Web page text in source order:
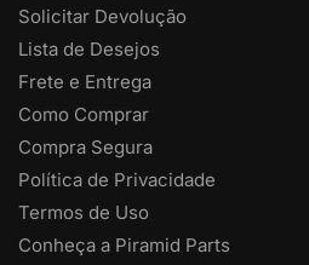
Solicitar Devolução
Lista de Desejos
Frete e Entrega
Como Comprar
Compra Segura
Política de Privacidade
Termos de Uso
Conheça a Piramid Parts